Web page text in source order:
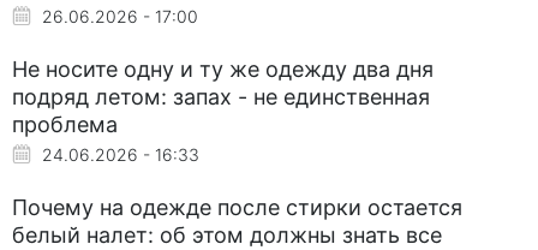
26.06.2026 - 17:00
Не носите одну и ту же одежду два дня
подряд летом: запах - не единственная
проблема
24.06.2026 - 16:33
Почему на одежде после стирки остается
белый налет: об этом должны знать все